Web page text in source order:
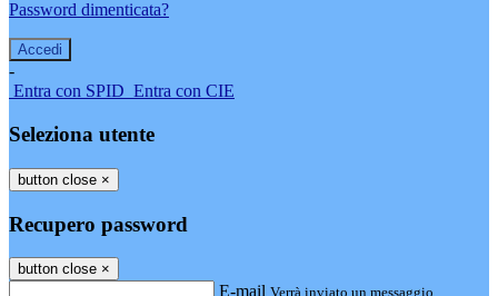
Password dimenticata?
-
Entra con SPID Entra con CIE
Seleziona utente
button close ×
Recupero password
button close ×
E-mail Verrà inviato un messaggio